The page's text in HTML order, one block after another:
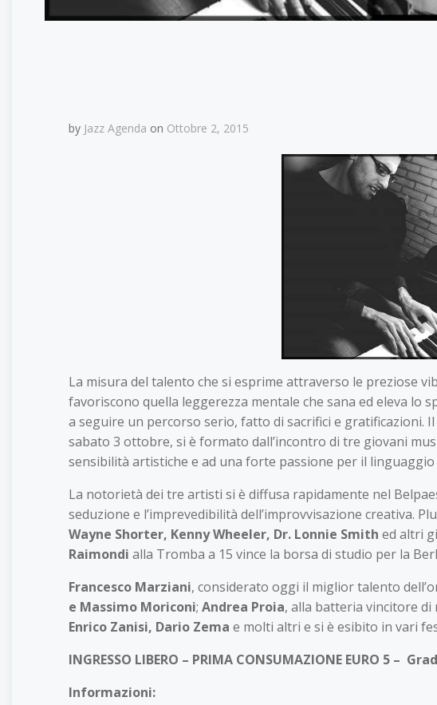
by Jazz Agenda on Ottobre 2, 2015
La misura del talento che si esprime attraverso le preziose
favoriscono quella leggerezza mentale che sana ed eleva lo
a seguire un percorso serio, fatto di sacrifici e gratificazioni. Il
sabato 3 ottobre, si è formato dall’incontro di tre giovani
sensibilità artistiche e ad una forte passione per il linguaggio
La notorietà dei tre artisti si è diffusa rapidamente nel
seduzione e l’imprevedibilità dell’improvvisazione creativa.
Wayne Shorter, Kenny Wheeler, Dr. Lonnie Smith ed altri
Raimondi alla Tromba a 15 vince la borsa di studio per la
Francesco Marziani, considerato oggi il miglior talento
e Massimo Moriconi; Andrea Proia, alla batteria vincitore
Enrico Zanisi, Dario Zema e molti altri e si è esibito in vari
INGRESSO LIBERO – PRIMA CONSUMAZIONE EURO 5 –